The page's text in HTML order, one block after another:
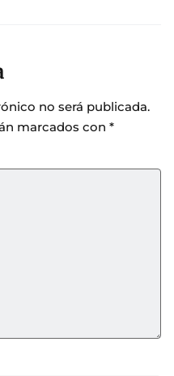
no será publicada.
marcados con *